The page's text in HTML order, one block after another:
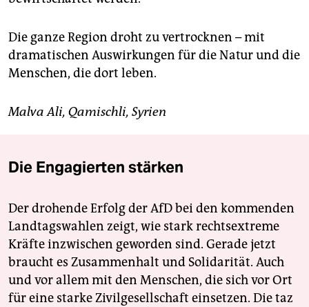
Die ganze Region droht zu vertrocknen – mit
dramatischen Auswirkungen für die Natur und die
Menschen, die dort leben.
Malva Ali, Qamischli, Syrien
Die Engagierten stärken
Der drohende Erfolg der AfD bei den kommenden
Landtagswahlen zeigt, wie stark rechtsextreme
Kräfte inzwischen geworden sind. Gerade jetzt
braucht es Zusammenhalt und Solidarität. Auch
und vor allem mit den Menschen, die sich vor Ort
für eine starke Zivilgesellschaft einsetzen. Die taz